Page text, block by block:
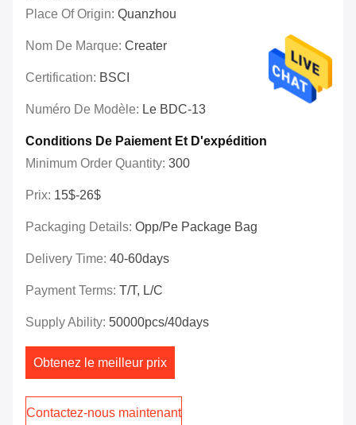
Place Of Origin: Quanzhou
Nom De Marque: Creater
Certification: BSCI
Numéro De Modèle: Le BDC-13
Conditions De Paiement Et D'expédition
Minimum Order Quantity: 300
Prix: 15$-26$
Packaging Details: Opp/pe Package Bag
Delivery Time: 40-60days
Payment Terms: T/T, L/C
Supply Ability: 50000pcs/40days
Obtenez le meilleur prix
Contactez-nous maintenant